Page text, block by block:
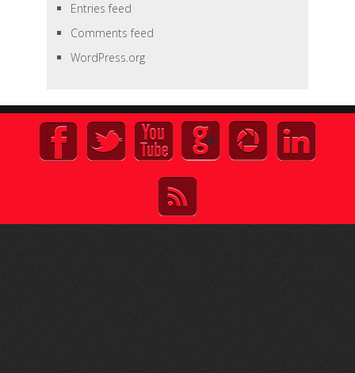
Entries feed
Comments feed
WordPress.org